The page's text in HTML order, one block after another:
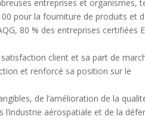
entreprises et organismes,
pour la fourniture de produits et
80 % des entreprises certifiées
client et sa part de
et renforcé sa position sur le
de l’amélioration de la
aérospatiale et de la